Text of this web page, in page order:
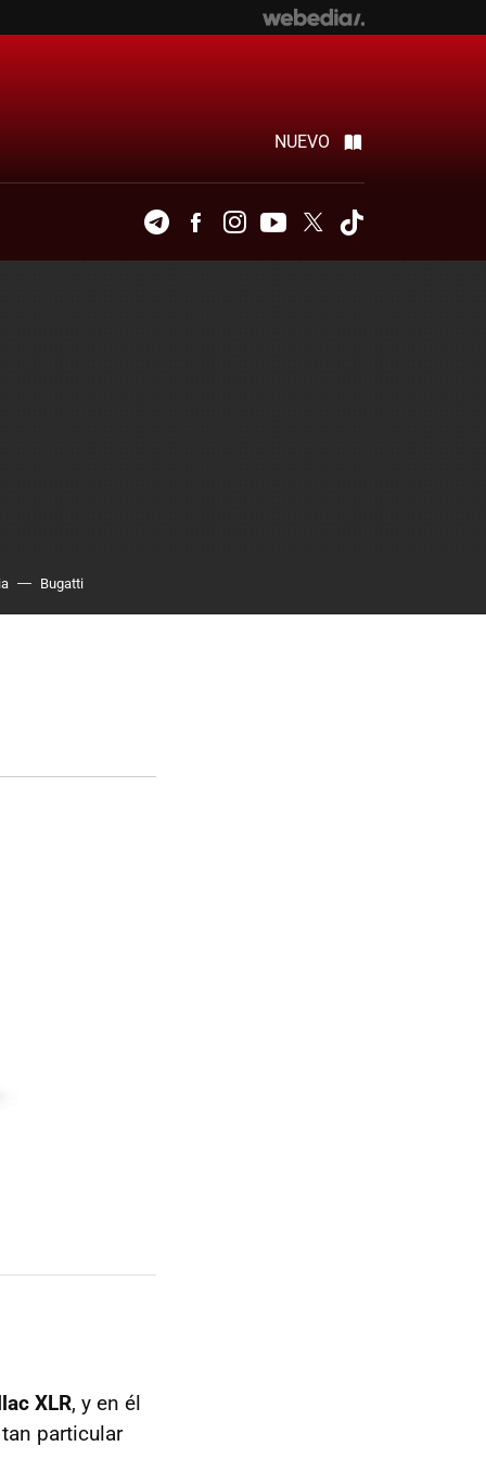
NUEVO
TelegramFacebookInstagramYoutubeTwitter
Bugatti
XLR, y en él
particular